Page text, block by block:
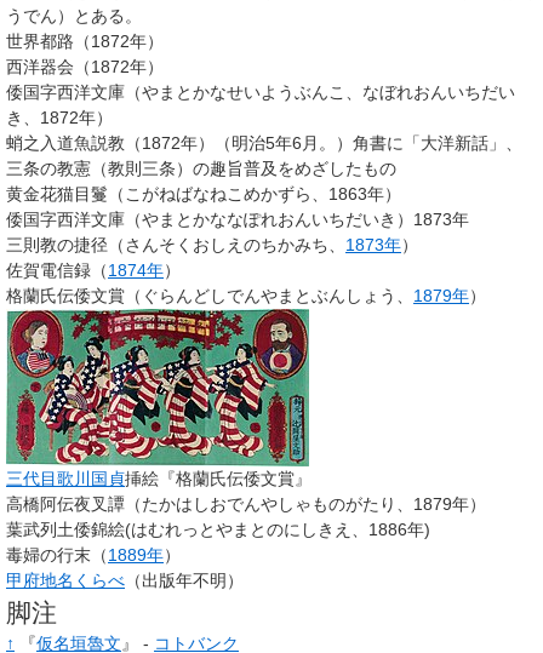
うでん）とある。
世界都路（1872年）
西洋器会（1872年）
倭国字西洋文庫（やまとかなせいようぶんこ、なぼれおんいちだい
き、1872年）
蛸之入道魚説教（1872年）（明治5年6月。）角書に「大洋新話」、
三条の教憲（教則三条）の趣旨普及をめざしたもの
黄金花猫目鬘（こがねばなねこめかずら、1863年）
倭国字西洋文庫（やまとかななぽれおんいちだいき）1873年
三則教の捷径（さんそくおしえのちかみち、 1873年）
佐賀電信録（1874年）
格蘭氏伝倭文賞（ぐらんどしでんやまとぶんしょう、 1879年）
三代目歌川国貞挿絵『格蘭氏伝倭文賞』
高橋阿伝夜叉譚（たかはしおでんやしゃものがたり、1879年）
葉武列土倭錦絵(はむれっとやまとのにしきえ、1886年)
毒婦の行末（1889年）
甲府地名くらべ （出版年不明）
脚注
↑ 『仮名垣魯文 』 - コトバンク